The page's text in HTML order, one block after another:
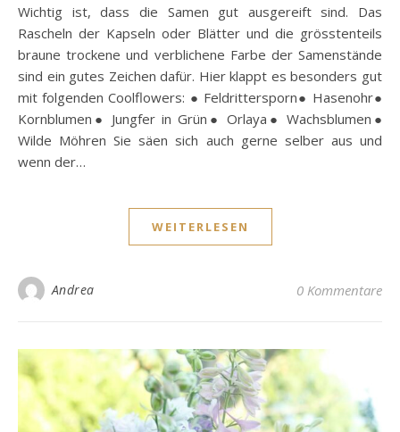
Wichtig ist, dass die Samen gut ausgereift sind. Das
Rascheln der Kapseln oder Blätter und die grösstenteils
braune trockene und verblichene Farbe der Samenstände
sind ein gutes Zeichen dafür. Hier klappt es besonders gut
mit folgenden Coolflowers: ● Feldrittersporn● Hasenohr●
Kornblumen● Jungfer in Grün● Orlaya● Wachsblumen●
Wilde Möhren Sie säen sich auch gerne selber aus und
wenn der…
WEITERLESEN
Andrea 0 Kommentare